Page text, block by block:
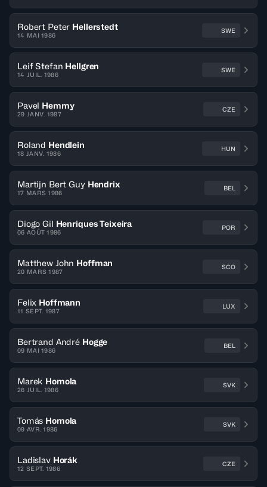
Robert Peter Hellerstedt
14 MAI 1986
SWE
Leif Stefan Hellgren
14 JUIL. 1986
SWE
Pavel Hemmy
29 JANV. 1987
CZE
Roland Hendlein
18 JANV. 1986
HUN
Martijn Bert Guy Hendrix
17 MARS 1986
BEL
Diogo Gil Henriques Teixeira
06 AOÛT 1986
POR
Matthew John Hoffman
20 MARS 1987
SCO
Felix Hoffmann
11 SEPT. 1987
LUX
Bertrand André Hogge
09 MAI 1986
BEL
Marek Homola
26 JUIL. 1986
SVK
Tomás Homola
09 AVR. 1986
SVK
Ladislav Horák
12 SEPT. 1986
CZE